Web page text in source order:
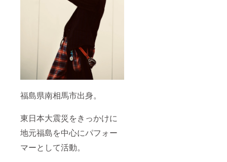
福島県南相馬市出身。
東日本大震災をきっかけに
地元福島を中心にパフォー
マーとして活動。